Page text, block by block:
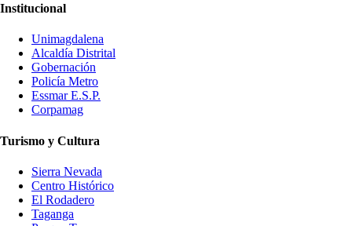
Institucional
Unimagdalena
Alcaldía Distrital
Gobernación
Policía Metro
Essmar E.S.P.
Corpamag
Turismo y Cultura
Sierra Nevada
Centro Histórico
El Rodadero
Taganga